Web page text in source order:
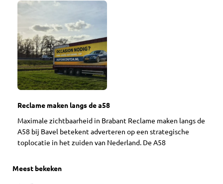
Reclame maken langs de a58
Maximale zichtbaarheid in Brabant Reclame maken langs de
A58 bij Bavel betekent adverteren op een strategische
toplocatie in het zuiden van Nederland. De A58
Meest bekeken